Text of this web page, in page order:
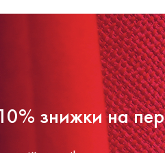
знижки на